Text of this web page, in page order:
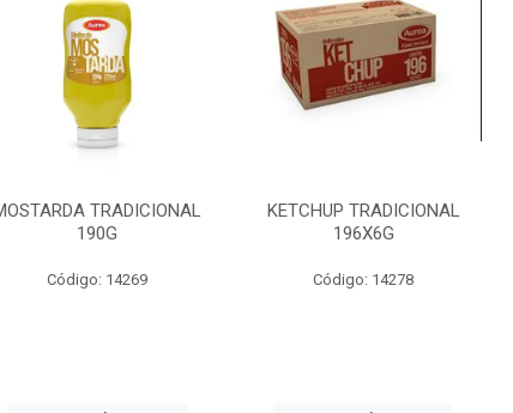
TRADICIONAL
190G
Código: 14269
KETCHUP TRADICIONAL
196X6G
Código: 14278